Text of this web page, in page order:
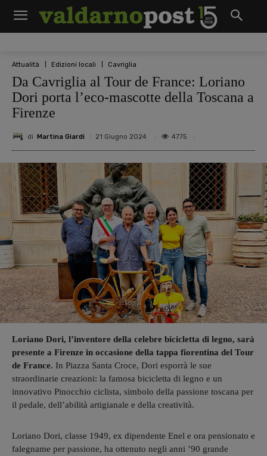
Attualità Edizioni locali Cavriglia
Da Cavriglia al Tour de France: Loriano
Dori porta l’eco-mascotte della Toscana a
Firenze
di Martina Giardi 21 Giugno 2024 4775
Loriano Dori, l’inventore della celebre bicicletta di legno, sarà
presente a Firenze in occasione della tappa fiorentina del Tour
de France. In Piazza Santa Croce, Dori esporrà le sue
straordinarie creazioni: la famosa bicicletta di legno e un
innovativo Pinocchio ciclista, simbolo della passione toscana per
il pedale, dell’abilità artigianale e della creatività.
Loriano Dori, classe 1949, ex dipendente Enel e ora pensionato e
falegname per passione, ha ottenuto negli anni ’90 grande